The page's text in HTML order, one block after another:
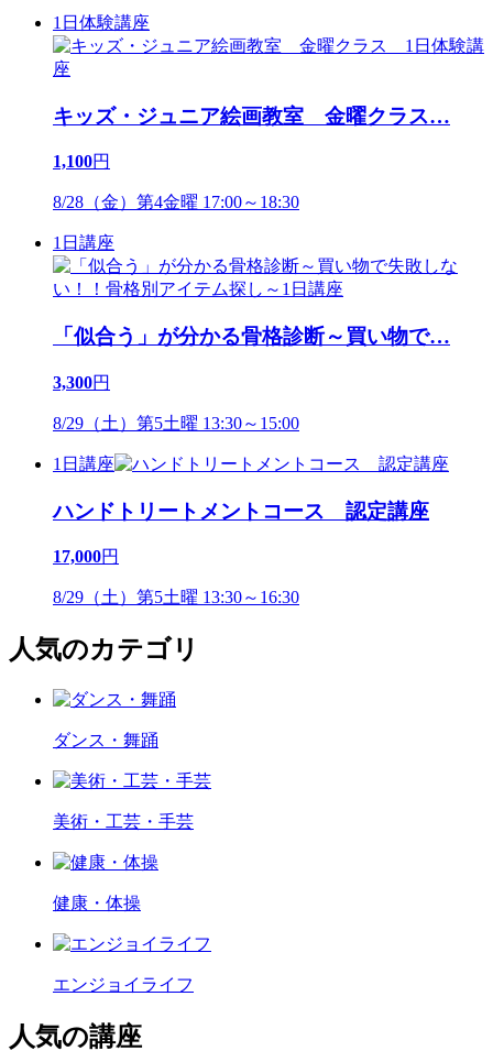
1日体験講座
キッズ・ジュニア絵画教室 金曜クラス…
1,100円
8/28（金）第4金曜 17:00～18:30
1日講座
「似合う」が分かる骨格診断～買い物で…
3,300円
8/29（土）第5土曜 13:30～15:00
1日講座
ハンドトリートメントコース 認定講座
17,000円
8/29（土）第5土曜 13:30～16:30
人気のカテゴリ
ダンス・舞踊
美術・工芸・手芸
健康・体操
エンジョイライフ
人気の講座